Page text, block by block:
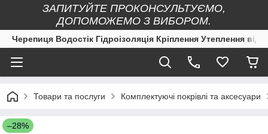
ЗАПИТУЙТЕ ПРОКОНСУЛЬТУЄМО,
ДОПОМОЖЕМО З ВИБОРОМ.
Черепиця Водостік Гідроізоляція Кріплення Утеплення
Товари та послуги Комплектуючі покрівлі та аксесуари
–28%